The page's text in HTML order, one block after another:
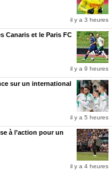
il y a 3 heures
Canaris et le Paris FC
il y a 9 heures
sur un international
il y a 5 heures
à l’action pour un
il y a 4 heures